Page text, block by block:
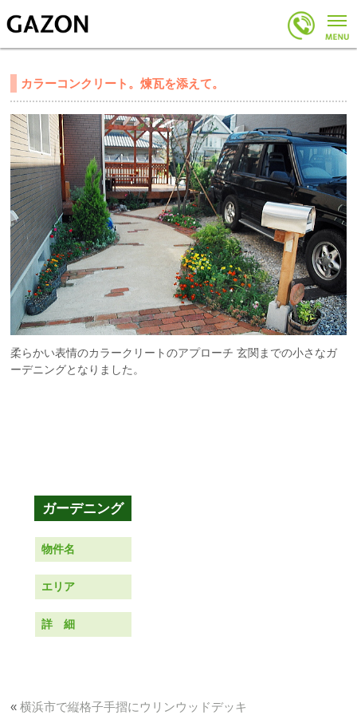
カラーコンクリート。煉瓦を添えて。
柔らかい表情のカラークリートのアプローチ 玄関までの小さなガ
ーデニングとなりました。
物件名
エリア
詳 細
«横浜市で縦格子手摺にウリンウッドデッキ